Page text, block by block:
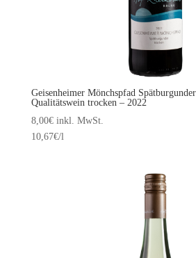
Geisenheimer Mönchspfad
Qualitätswein trocken – 2022
8,00€ inkl. MwSt.
10,67€/l